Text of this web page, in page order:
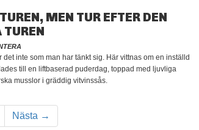
MEN TUR EFTER DEN
det inte som man har tänkt sig. Här vittnas om en inställd
till en liftbaserad puderdag, toppad med ljuvliga
musslor i gräddig vitvinssås.
Nästa →